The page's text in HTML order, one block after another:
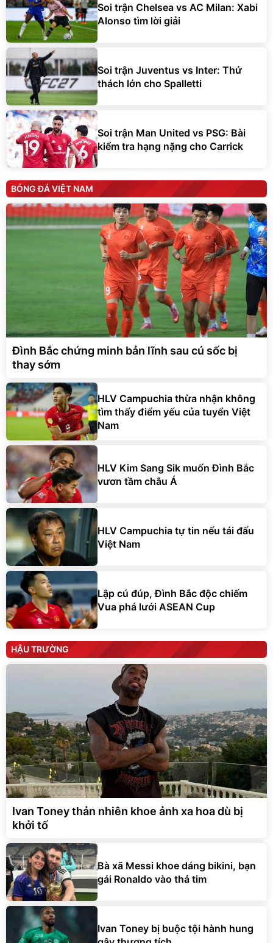
Soi trận Chelsea vs AC Milan: Xabi
Alonso tìm lời giải
Soi trận Juventus vs Inter: Thử
thách lớn cho Spalletti
Soi trận Man United vs PSG: Bài
kiểm tra hạng nặng cho Carrick
BÓNG ĐÁ VIỆT NAM
Đình Bắc chứng minh bản lĩnh sau cú sốc bị
thay sớm
HLV Campuchia thừa nhận không
tìm thấy điểm yếu của tuyển Việt
Nam
HLV Kim Sang Sik muốn Đình Bắc
vươn tầm châu Á
HLV Campuchia tự tin nếu tái đấu
Việt Nam
Lập cú đúp, Đình Bắc độc chiếm
Vua phá lưới ASEAN Cup
HẬU TRƯỜNG
Ivan Toney thản nhiên khoe ảnh xa hoa dù bị
khởi tố
Bà xã Messi khoe dáng bikini, bạn
gái Ronaldo vào thả tim
Ivan Toney bị buộc tội hành hung